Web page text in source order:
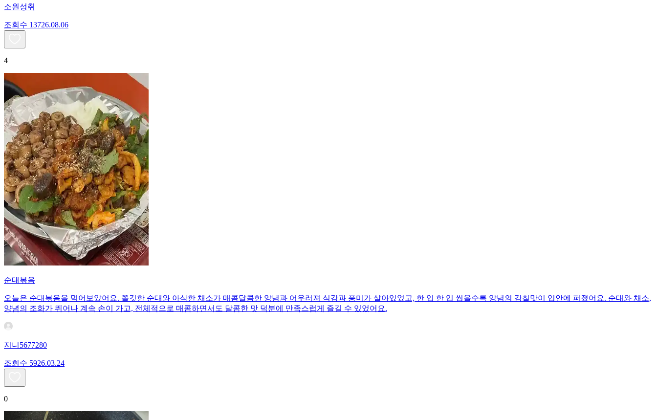
소원성취
조회수 13726.08.06
4
순대볶음
오늘은 순대볶음을 먹어보았어요. 쫄깃한 순대와 아삭한 채소가 매콤달콤한 양념과 어우러져 식감과 풍미가 살아있었고, 한 입 한 입 씹을수록 양념의 감칠맛이 입안에 퍼졌어요. 순대와 채소,
양념의 조화가 뛰어나 계속 손이 가고, 전체적으로 매콤하면서도 달콤한 맛 덕분에 만족스럽게 즐길 수 있었어요.
지니5677280
조회수 5926.03.24
0